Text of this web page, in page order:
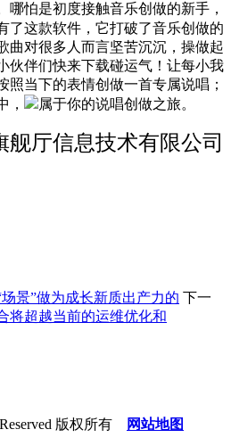
哪怕是初度接触音乐创做的新手，
了这款软件，它打破了音乐创做的
曲对很多人而言坚苦沉沉，操做起
伙伴们快来下载碰运气！让每小我
照当下的表情创做一首专属说唱；
，
属于你的说唱创做之旅。
舰厅信息技术有限公司
景”做为成长新质出产力的 下一
将超越当前的运维优化和
版权所有 网站地图